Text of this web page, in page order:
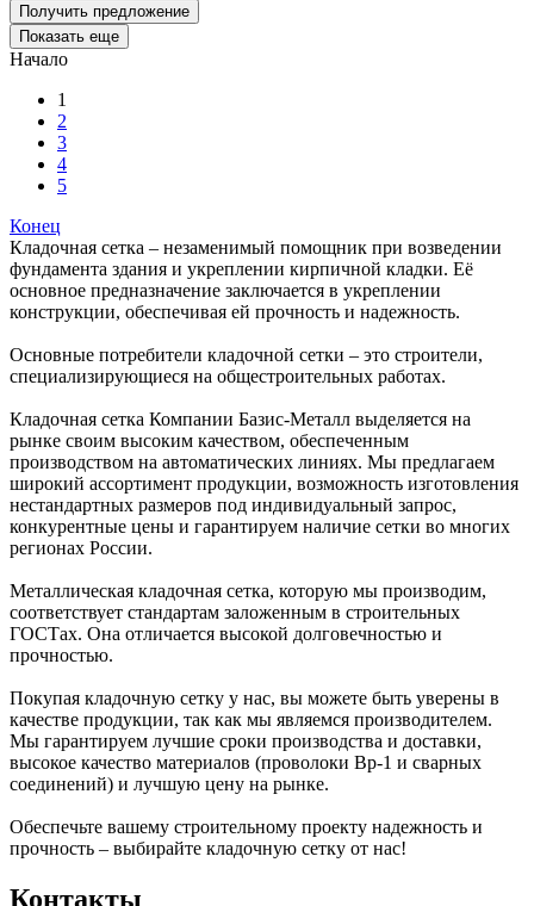
Получить предложение
Показать еще
Начало
1
2
3
4
5
Конец
Кладочная сетка – незаменимый помощник при возведении
фундамента здания и укреплении кирпичной кладки. Её
основное предназначение заключается в укреплении
конструкции, обеспечивая ей прочность и надежность.
Основные потребители кладочной сетки – это строители,
специализирующиеся на общестроительных работах.
Кладочная сетка Компании Базис-Металл выделяется на
рынке своим высоким качеством, обеспеченным
производством на автоматических линиях. Мы предлагаем
широкий ассортимент продукции, возможность изготовления
нестандартных размеров под индивидуальный запрос,
конкурентные цены и гарантируем наличие сетки во многих
регионах России.
Металлическая кладочная сетка, которую мы производим,
соответствует стандартам заложенным в строительных
ГОСТах. Она отличается высокой долговечностью и
прочностью.
Покупая кладочную сетку у нас, вы можете быть уверены в
качестве продукции, так как мы являемся производителем.
Мы гарантируем лучшие сроки производства и доставки,
высокое качество материалов (проволоки Вр-1 и сварных
соединений) и лучшую цену на рынке.
Обеспечьте вашему строительному проекту надежность и
прочность – выбирайте кладочную сетку от нас!
Контакты